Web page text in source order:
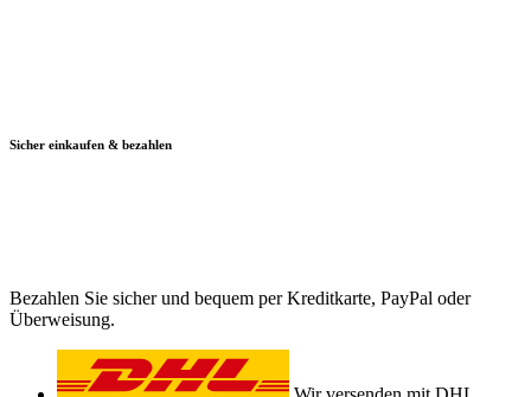
Sicher einkaufen & bezahlen
Bezahlen Sie sicher und bequem per Kreditkarte, PayPal oder
Überweisung.